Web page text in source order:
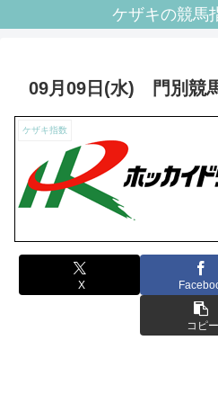
ケザキの競馬
09月09日(水) 門別競
ケザキ指数
X
コピー